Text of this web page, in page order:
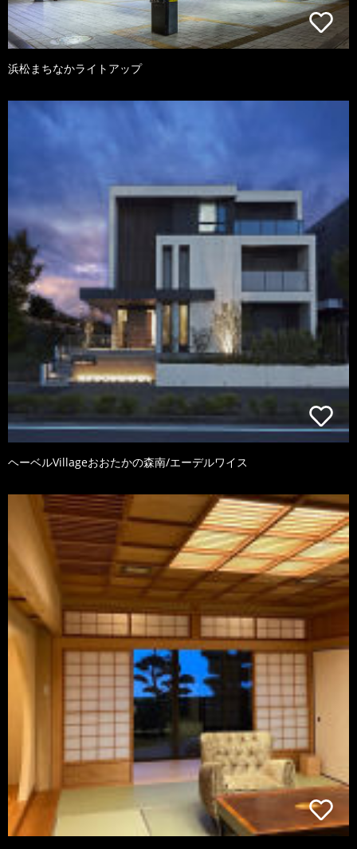
浜松まちなかライトアップ
ヘーベルVillageおおたかの森南/エーデルワイス